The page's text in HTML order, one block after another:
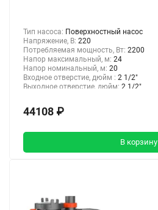
Тип насоса: Поверхностный насос
Напряжение, В: 220
Потребляемая мощность, Вт: 2200
Напор максимальный, м: 24
Напор номинальный, м: 20
Входное отверстие, дюйм : 2 1/2"
Выходное отверстие, дюйм: 2 1/2"
44108 ₽
В корзину